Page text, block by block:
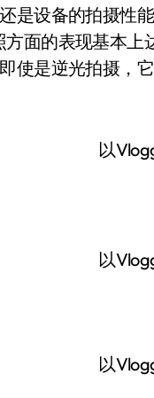
是设备的拍摄性
方面的表现基本
使是逆光拍摄，